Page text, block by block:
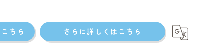
ちら さらに詳しくはこちら